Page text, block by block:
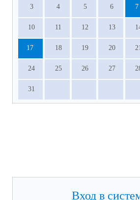
3 4 5 6 7
10 11 12 13
17 18 19 20 21
24 25 26 27
31
Вход в